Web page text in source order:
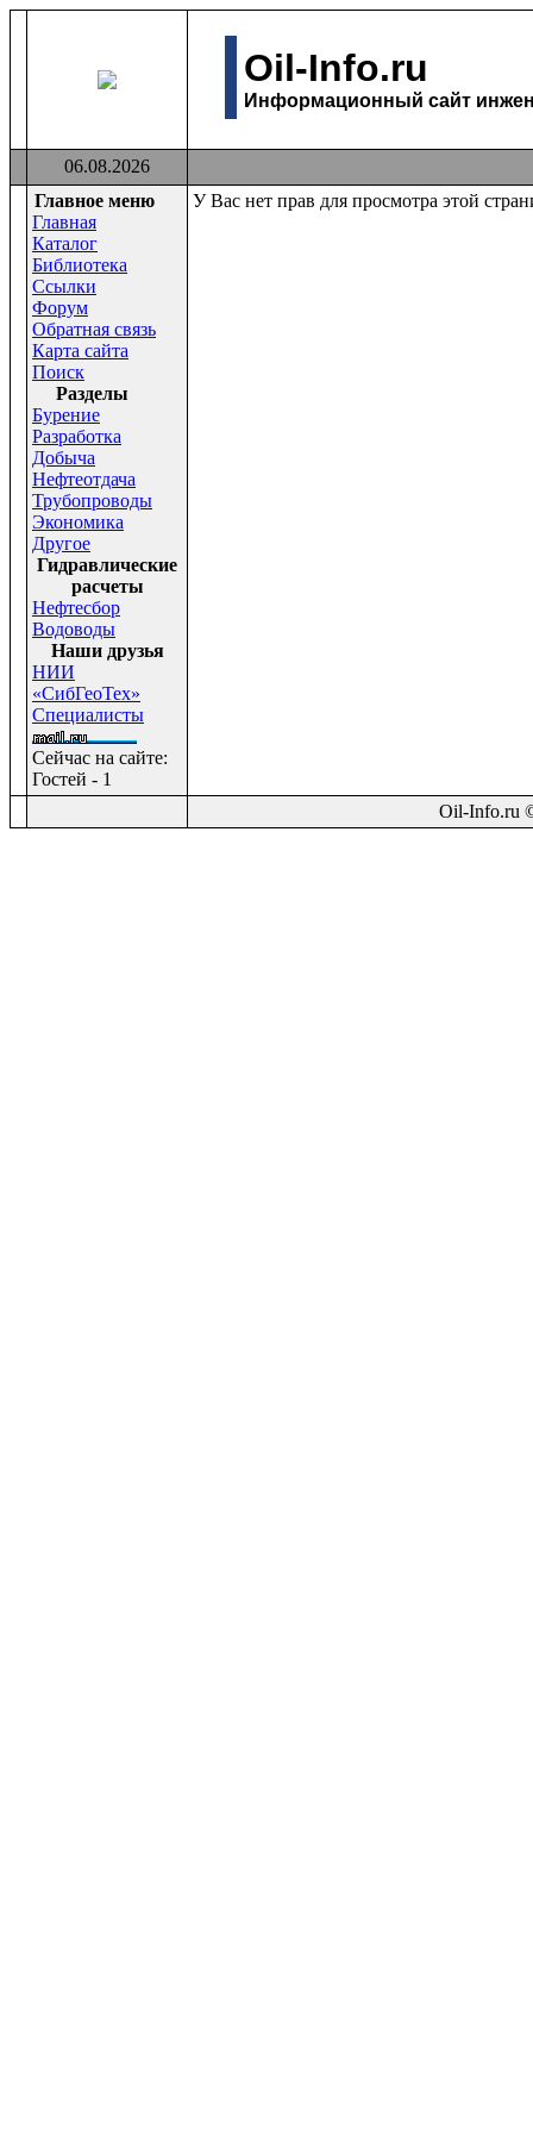
Oil-Info.ru
Информационный сайт
06.08.2026
Главное меню
Главная
Каталог
Библиотека
Ссылки
Форум
Обратная связь
Карта сайта
Поиск
Раздeлы
Бурение
Разработка
Добыча
Нефтеотдача
Трубопроводы
Экономика
Другое
Гидравлические
расчеты
Нефтесбор
Водоводы
Наши друзья
НИИ
«СибГеоТех»
Специалисты
Сейчас на сайте:
Гостей - 1
У Вас нет прав для просмотра этой
Oil-Info.ru